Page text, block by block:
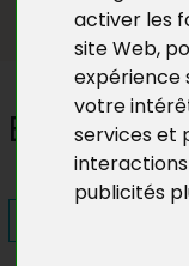
activer les
site Web,
expérience
votre
services et
publicités
Evasion